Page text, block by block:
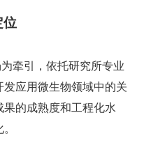
位
牵引，依托研究所专业
应用微生物领域中的关
的成熟度和工程化水